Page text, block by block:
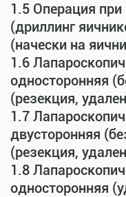
1.5 Операция при
(дриллинг
(начески на
1.6
односторонняя
(резекция,
1.7
двусторонняя
(резекция,
1.8
односторонняя